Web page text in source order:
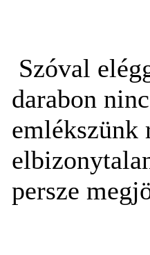
Szóval
darabon
emlékszünk
persze